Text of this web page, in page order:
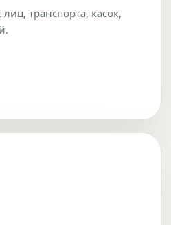
транспорта, касок,